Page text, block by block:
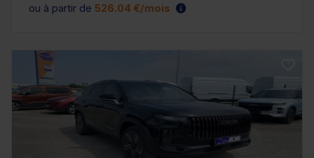
ou à partir de 526.04 €/mois